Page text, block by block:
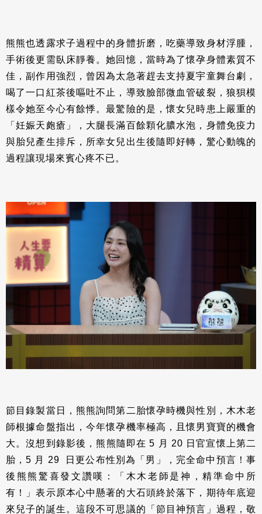
熊熊也透露求子過程中的身體折磨，吃藥導致身材浮腫，
手術後更需臥床靜養。她回憶，當時為了懷孕身體素質不
佳，副作用強烈，曾因為太急著趕去支持夏宇童舞台劇，
喝了一口紅茶後嘔吐不止，導致臉部微血管破裂，狼狽模
樣令她至今心有餘悸。最驚險的是，懷女兒時患上嚴重的
「妊娠天皰瘡」，大腿長滿百餘顆化膿水泡，身體免疫力
與胎兒產生排斥，所幸女兒出生後隨即好轉，驚心動魄的
過程讓現場來賓心疼不已。
節目錄製當日，熊熊詢問第二胎懷孕時機與性別，木木老
師根據命盤指出，今年懷孕機率極高，且懷男寶寶的機會
大。沒想到錄影後，熊熊隨即在 5 月 20 日官宣懷上第二
胎，5 月 29 日更公布性別為「男」，完全命中預言！事
後熊熊驚喜發文讚嘆：「木木老師是神，精準命中所
有！」表示原本心中懸著的大石頭終於落下，期待年底迎
來兒子的誕生。這段不可思議的「節目神預言」過程，敬